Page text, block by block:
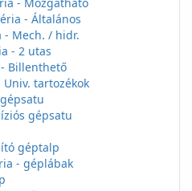
- Általános
- Mech. / hidr.
- 2 utas
- Billenthető
Univ. tartozékok
gépsatu
géptalp
- géplábak